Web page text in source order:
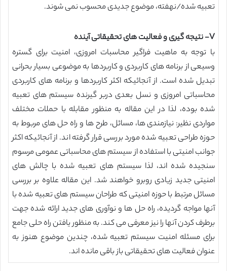
تعبیه شده/نهفته، موضوع جدیدی محسوب نمی شوند.
V- نتیجه گیری و فعالیت های تحقیقاتی آینده
با توجه به ماهیت فراگیر محاسبات امروزی، امنیت برای گستره
وسیعی از برنامه های کاربردی و کاربردها به موضوعی بسیار بحرانی
تبدیل شده است. از آنجائیکه اکثر کاربردها و برنامه های کاربردی
محاسباتی امروزی و نسل بعدی دربر گیرنده سیستم های تعبیه
شده بوده، لذا در این مقاله به منظور مقابله با حملات مختلف
مواردی نظیر: نیازمندی ها، مسائل، طرح ها و راه حل های مربوط به
حوزه طراحی تعبیه شده مورد بررسی قرار گرفته اند. از آنجائیکه اکثر
جوانب امنیتی با استفاده از سیستم های محاسباتی عمومی مرسوم
سنجیده شده اند، لذا سیستم های تعبیه شده با چالش های
امنیتی جدید زیادی روبرو خواهند شد. این مقاله علاوه بر بررسی
مسائل مرتبط با حوزه امنیتی که طراحان سیستم های تعبیه شده با
آنها مواجه گردیده، راه حل ها و نوآوری های جدید ارائه شده جهت
برطرف کردن آنها را نیز معرفی می کند. به منظور یافتن راه حلی جامع
برای مسئله امنیت سیستم تعبیه شده، چندین موضوع هنوز به
عنوان فعالیت های تحقیقاتی باز باقی مانده اند.